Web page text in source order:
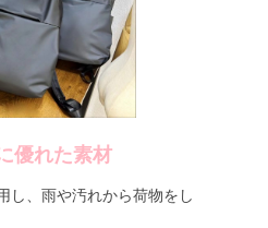
優れた素材
し、雨や汚れから荷物をし